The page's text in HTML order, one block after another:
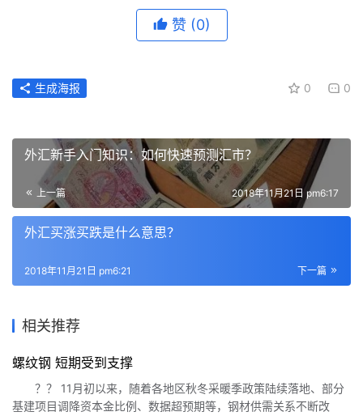
赞 (0)
0 0
生成海报
外汇新手入门知识：如何快速预测汇市？
上一篇 2018年11月21日 pm6:17
外汇买涨买跌是什么意思？
下一篇
2018年11月21日 pm6:21
相关推荐
螺纹钢 短期受到支撑
？？ 11月初以来，随着各地区秋冬采暖季政策陆续落地、部分
基建项目调降资本金比例、数据超预期等，钢材供需关系不断改